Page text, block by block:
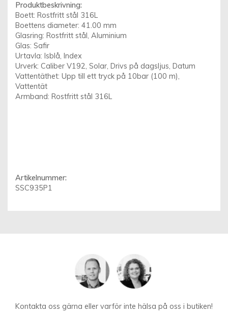
Produktbeskrivning:
Boett: Rostfritt stål 316L
Boettens diameter: 41.00 mm
Glasring: Rostfritt stål, Aluminium
Glas: Safir
Urtavla: Isblå, Index
Urverk: Caliber V192, Solar, Drivs på dagsljus, Datum
Vattentäthet: Upp till ett tryck på 10bar (100 m),
Vattentät
Armband: Rostfritt stål 316L
Artikelnummer:
SSC935P1
Kontakta oss gärna eller varför inte hälsa på oss i butiken!